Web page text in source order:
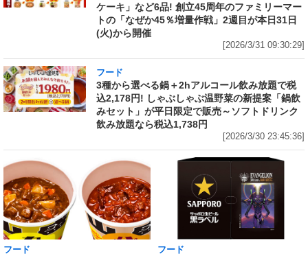
ケーキ」など6品! 創立45周年のファミリーマー
トの「なぜか45％増量作戦」2週目が本日31日
(火)から開催
[2026/3/31 09:30:29]
フード
3種から選べる鍋＋2hアルコール飲み放題で税
込2,178円! しゃぶしゃぶ温野菜の新提案「鍋飲
みセット」が平日限定で販売～ソフトドリンク
飲み放題なら税込1,738円
[2026/3/30 23:45:36]
フード フード